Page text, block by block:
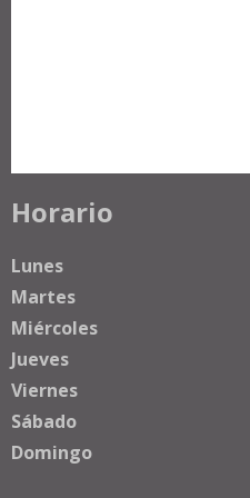
Horario
Lunes
Martes
Miércoles
Jueves
Viernes
Sábado
Domingo